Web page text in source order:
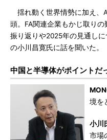
揺れ動く世界情勢に加え、
頭。FA関連企業もかじ取り
振り返りや2025年の見通し
の小川昌寛氏に話を聞いた。
中国と半導体がポイント
境を
小川
市場